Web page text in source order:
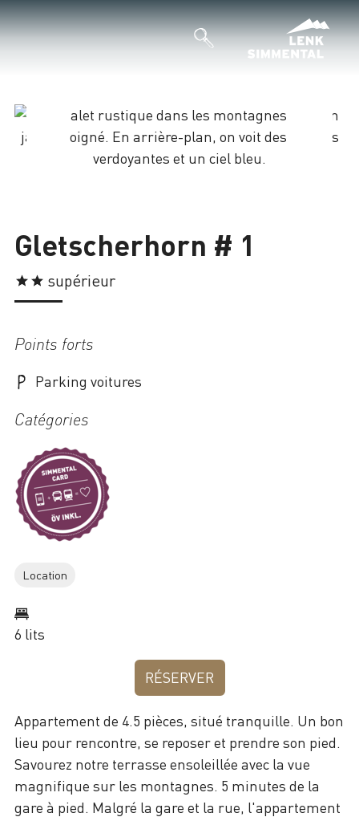
Gletscherhorn # 1
supérieur
Points forts
Parking voitures
Catégories
Location
6 lits
RÉSERVER
Appartement de 4.5 pièces, situé tranquille. Un bon
lieu pour rencontre, se reposer et prendre son pied.
Savourez notre terrasse ensoleillée avec la vue
magnifique sur les montagnes. 5 minutes de la
gare à pied. Malgré la gare et la rue, l'appartement